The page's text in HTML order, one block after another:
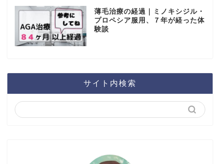
薄毛治療の経過｜ミノキシジル・
プロペシア服用、７年が経った体
験談
サイト内検索